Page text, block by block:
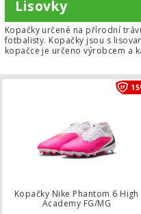
Lisovky
Kopačky určené na přírodní
fotbalisty. Kopačky jsou s
kopačce je určeno výrobcem a
Kopačky Nike Phantom 6 High
Academy FG/MG